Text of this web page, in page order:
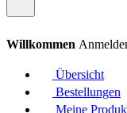
Willkommen
Übersicht
Bestellungen
Meine